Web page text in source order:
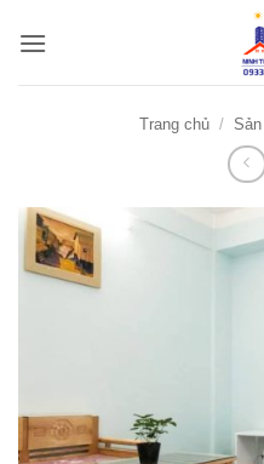
qua
Trang chủ /